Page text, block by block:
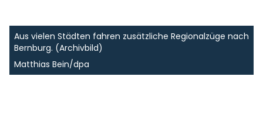
Aus vielen Städten fahren zusätzliche Regionalzüge nach
Bernburg. (Archivbild)
Matthias Bein/dpa